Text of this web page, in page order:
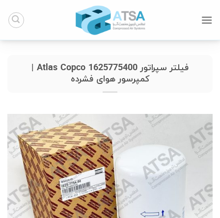
فیلتر سپراتور Atlas Copco 1625775400 |
کمپرسور هوای فشرده